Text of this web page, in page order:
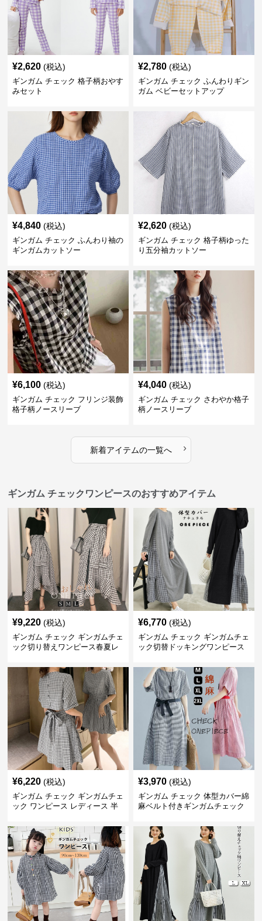
¥2,620 (税込)
ギンガム チェック 格子柄おやす
みセット
¥2,780 (税込)
ギンガム チェック ふんわりギン
ガム ベビーセットアップ
¥4,840 (税込)
ギンガム チェック ふんわり袖の
ギンガムカットソー
¥2,620 (税込)
ギンガム チェック 格子柄ゆった
り五分袖カットソー
¥6,100 (税込)
ギンガム チェック フリンジ装飾
格子柄ノースリーブ
¥4,040 (税込)
ギンガム チェック さわやか格子
柄ノースリーブ
新着アイテムの一覧へ ›
ギンガム チェックワンピースのおすすめアイテム
¥9,220 (税込)
ギンガム チェック ギンガムチェ
ック切り替えワンピース春夏レ
¥6,770 (税込)
ギンガム チェック ギンガムチェ
ック切替ドッキングワンピース
¥6,220 (税込)
ギンガム チェック ギンガムチェ
ック ワンピース レディース 半
¥3,970 (税込)
ギンガム チェック 体型カバー綿
麻ベルト付きギンガムチェック